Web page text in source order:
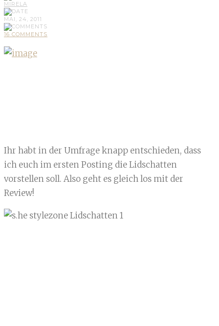
MIRELA
MAI, 24, 2011
16 COMMENTS
Ihr habt in der Umfrage knapp entschieden, dass
ich euch im ersten Posting die Lidschatten
vorstellen soll. Also geht es gleich los mit der
Review!